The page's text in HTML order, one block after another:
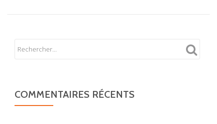
data
d’Angular
2
COMMENTAIRES RÉCENTS